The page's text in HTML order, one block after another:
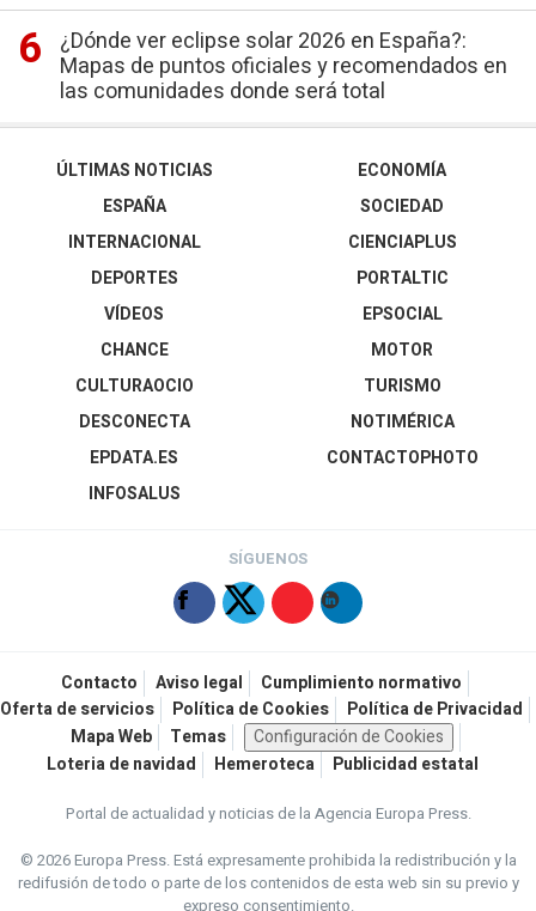
¿Dónde ver eclipse solar 2026 en España?:
Mapas de puntos oficiales y recomendados en
las comunidades donde será total
ÚLTIMAS NOTICIAS
ESPAÑA
INTERNACIONAL
DEPORTES
VÍDEOS
ECONOMÍA
SOCIEDAD
CIENCIAPLUS
PORTALTIC
EPSOCIAL
CHANCE
CULTURAOCIO
DESCONECTA
EPDATA.ES
INFOSALUS
MOTOR
TURISMO
NOTIMÉRICA
CONTACTOPHOTO
SÍGUENOS
Contacto Aviso legal
Cumplimiento normativo
Oferta de servicios
Política de Cookies
Política de Privacidad
Mapa Web
Temas
Configuración de Cookies
Loteria de navidad
Hemeroteca Publicidad estatal
Portal de actualidad y noticias de la Agencia Europa Press.
© 2026 Europa Press.Está expresamente prohibida la redistribución y la
redifusión de todo o parte de los contenidos de esta web sin su previo y
expreso consentimiento.